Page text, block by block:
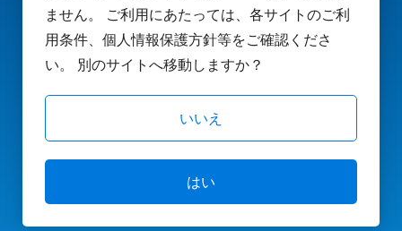
ません。 ご利用にあたっては、各サイトのご利
用条件、個人情報保護方針等をご確認くださ
い。 別のサイトへ移動しますか？
いいえ
はい